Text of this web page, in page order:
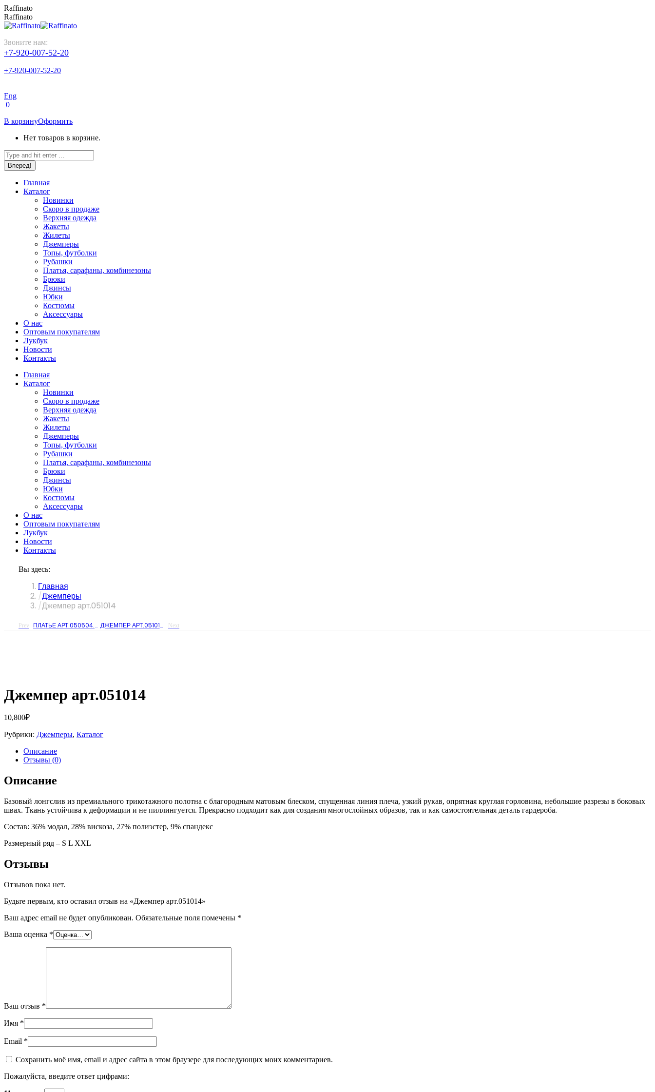
Перейти
к
содержанию
Raffinato
Raffinato
Звоните нам:
+7-920-007-52-20
+7-920-007-52-20
Eng
0
В корзинуОформить
Нет товаров в корзине.
Поиск:
Главная
Каталог
Новинки
Скоро в продаже
Верхняя одежда
Жакеты
Жилеты
Джемперы
Топы, футболки
Рубашки
Платья, сарафаны, комбинезоны
Брюки
Джинсы
Юбки
Костюмы
Аксессуары
О нас
Оптовым покупателям
Лукбук
Новости
Контакты
Главная
Каталог
Новинки
Скоро в продаже
Верхняя одежда
Жакеты
Жилеты
Джемперы
Топы, футболки
Рубашки
Платья, сарафаны, комбинезоны
Брюки
Джинсы
Юбки
Костюмы
Аксессуары
О нас
Оптовым покупателям
Лукбук
Новости
Контакты
Вы здесь:
Главная
Джемперы
Джемпер арт.051014
Prev ПЛАТЬЕ АРТ.050504.Х ДЖЕМПЕР АРТ.051014.Ч Next
Джемпер арт.051014
10,800₽
Рубрики: Джемперы, Каталог
Описание
Отзывы (0)
Описание
Базовый лонгслив из премиального трикотажного полотна с благородным матовым блеском, спущенная линия плеча, узкий рукав, опрятная круглая горловина, небольшие разрезы в боковых
швах. Ткань устойчива к деформации и не пиллингуется. Прекрасно подходит как для создания многослойных образов, так и как самостоятельная деталь гардероба.
Состав: 36% модал, 28% вискоза, 27% полиэстер, 9% спандекс
Размерный ряд – S L XXL
Отзывы
Отзывов пока нет.
Будьте первым, кто оставил отзыв на «Джемпер арт.051014»
Ваш адрес email не будет опубликован. Обязательные поля помечены *
Ваша оценка *
Ваш отзыв *
Имя *
Email *
Сохранить моё имя, email и адрес сайта в этом браузере для последующих моих комментариев.
Пожалуйста, введите ответ цифрами: